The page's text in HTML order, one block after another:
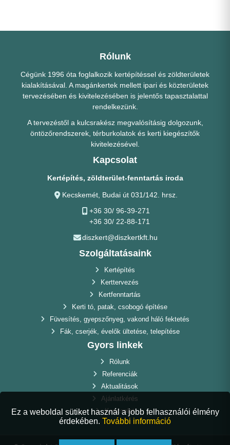
Rólunk
Cégünk 1996 óta foglalkozik kertépítéssel és zöldterületek
kialakításával. A magánkertek mellett ipari és közterületek
tervezésében és kivitelezésében is jelentős tapasztalattal
rendelkezünk.
A tervezéstől a kulcsrakész megvalósításig dolgozunk,
öntözőrendszerek, térburkolatok és kerti kiegészítők
kivitelezésével.
Kapcsolat
Kertépítés, zöldterület-fenntartás iroda
Kecskemét, Budai út 031/142. hrsz.
+36 30/ 96-39-271
+36 30/ 22-88-171
diszkert@diszkertkft.hu
Szolgáltatásaink
Kertépítés
Kerttervezés
Kertfenntartás
Kerti tó, patak, csobogó építése
Füvesítés, gyepszőnyeg, vakond háló fektetés
Fák, cserjék, évelők ültetése, telepítése
Gyors linkek
Rólunk
Referenciák
Aktualitások
Ajánlatkérés
Kapcsolat
Ez a weboldal sütiket használ a jobb felhasználói élmény
érdekében. További információ